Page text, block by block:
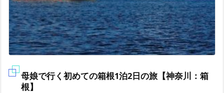
母娘で行く初めての箱根1泊2日の旅【神奈川：箱
根】